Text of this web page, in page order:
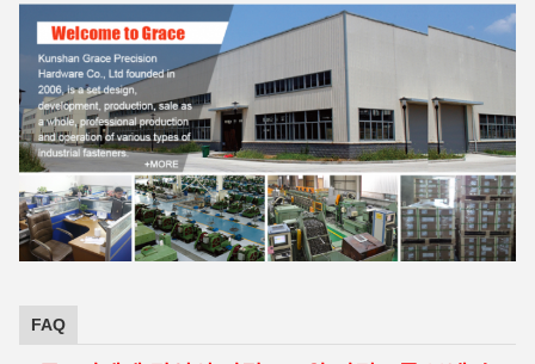
FAQ